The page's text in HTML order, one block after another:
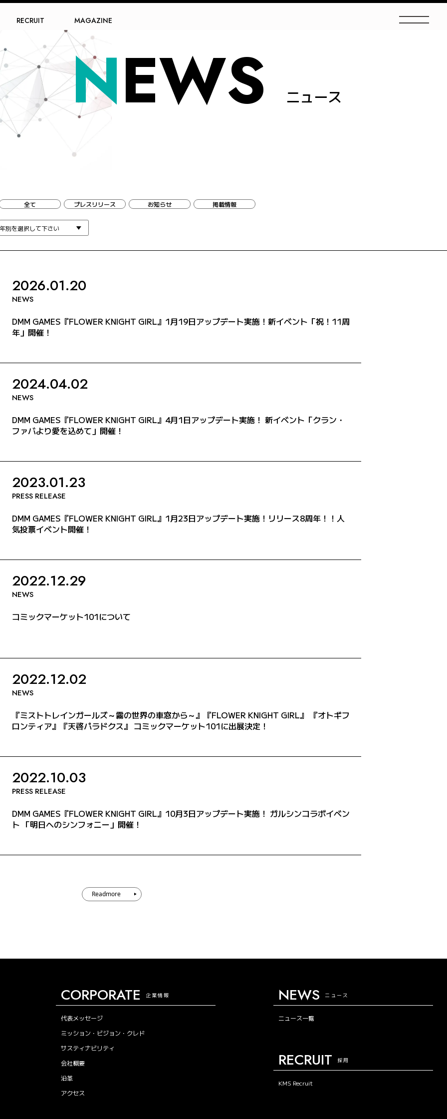
RECRUIT MAGAZINE
NEWS ニュース
全て プレスリリース お知らせ 掲載情報
2026.01.20
NEWS
DMM GAMES『FLOWER KNIGHT GIRL』1月19日アップデート実施！新イベント「祝！11周
年」開催！
2024.04.02
NEWS
DMM GAMES『FLOWER KNIGHT GIRL』4月1日アップデート実施！ 新イベント「クラン・
ファバより愛を込めて」開催！
2023.01.23
PRESS RELEASE
DMM GAMES『FLOWER KNIGHT GIRL』1月23日アップデート実施！リリース8周年！！人
気投票イベント開催！
2022.12.29
NEWS
コミックマーケット101について
2022.12.02
NEWS
『ミストトレインガールズ～霧の世界の車窓から～』『FLOWER KNIGHT GIRL』 『オトギフ
ロンティア』『天啓パラドクス』 コミックマーケット101に出展決定！
2022.10.03
PRESS RELEASE
DMM GAMES『FLOWER KNIGHT GIRL』10月3日アップデート実施！ ガルシンコラボイベン
ト 「明日へのシンフォニー」開催！
CORPORATE 企業情報
代表メッセージ
ミッション・ビジョン・クレド
サスティナビリティ
会社概要
沿革
アクセス
NEWS ニュース
ニュース一覧
RECRUIT 採用
KMS Recruit